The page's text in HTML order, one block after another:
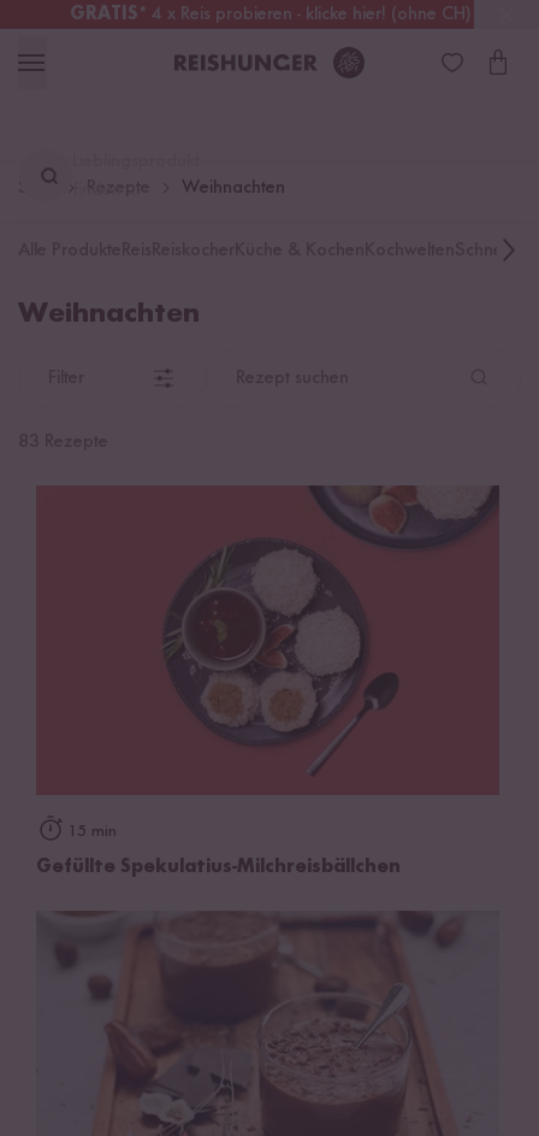
GRATIS* 4 x Reis probieren - klicke hier! (ohne CH)
Österreich Kostenloser Versand
finden ...
Start Weihnachten
Schnelle
Weihnachten
15 min
Gefüllte Spekulatius-Milchreisbällchen